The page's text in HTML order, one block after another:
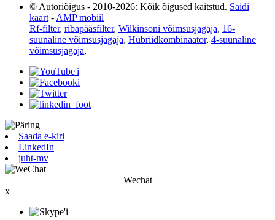
© Autoriõigus - 2010-2026: Kõik õigused kaitstud. Saidi
kaart - AMP mobiil
Rf-filter, ribapääsfilter, Wilkinsoni võimsusjagaja, 16-
suunaline võimsusjagaja, Hübriidkombinaator, 4-suunaline
võimsusjagaja,
Saada e-kiri
LinkedIn
juht-mv
Wechat
x